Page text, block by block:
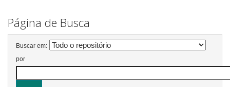
Página de Busca
Buscar em:
por